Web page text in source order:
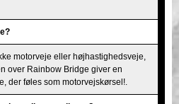
motorveje eller højhastighedsveje,
over Rainbow Bridge giver en
der føles som motorvejskørsel!.